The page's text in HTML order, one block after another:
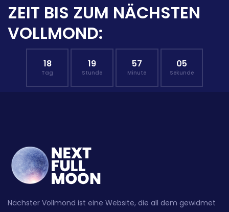
ZEIT BIS ZUM NÄCHSTEN
VOLLMOND:
18
Tag
19
Stunde
57
Minute
04
Sekunde
Nächster Vollmond ist eine Website, die all dem gewidmet